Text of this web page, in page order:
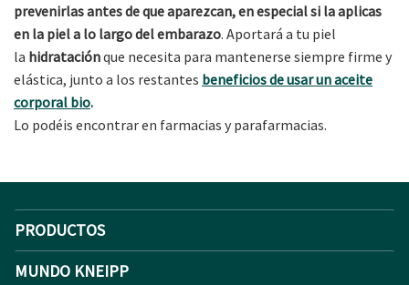
prevenirlas antes de que aparezcan, en especial si la aplicas
en la piel a lo largo del embarazo. Aportará a tu piel
la hidrataciónque necesita para mantenerse siempre firme y
elástica, junto a los restantes beneficios de usar un aceite
corporal bio.
Lo podéis encontrar en farmacias y parafarmacias.
PRODUCTOS
MUNDO KNEIPP